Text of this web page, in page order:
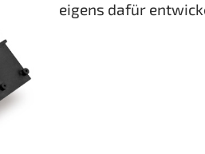
eigens dafür